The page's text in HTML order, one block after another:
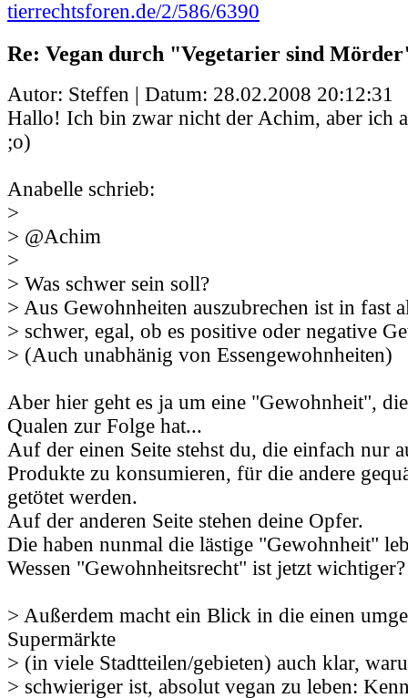
tierrechtsforen.de/2/586/6390
Re: Vegan durch "Vegetarier sind
Autor: Steffen | Datum: 28.02.2008 20:12:31
Hallo! Ich bin zwar nicht der Achim, aber ich
;o)
Anabelle schrieb:
>
> @Achim
>
> Was schwer sein soll?
> Aus Gewohnheiten auszubrechen ist in fast
> schwer, egal, ob es positive oder negative
> (Auch unabhänig von Essengewohnheiten)
Aber hier geht es ja um eine "Gewohnheit",
Qualen zur Folge hat...
Auf der einen Seite stehst du, die einfach nur
Produkte zu konsumieren, für die andere
getötet werden.
Auf der anderen Seite stehen deine Opfer.
Die haben nunmal die lästige "Gewohnheit"
Wessen "Gewohnheitsrecht" ist jetzt wichtiger?
> Außerdem macht ein Blick in die einen
Supermärkte
> (in viele Stadtteilen/gebieten) auch klar,
> schwieriger ist, absolut vegan zu leben: